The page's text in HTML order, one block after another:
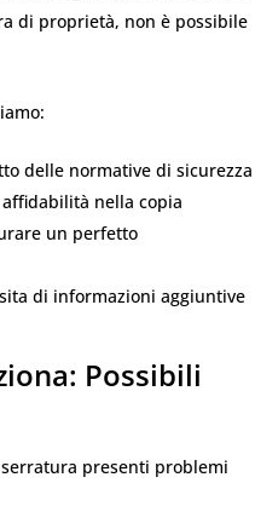
di proprietà, non è possibile
delle normative di sicurezza
nella copia
un perfetto
di informazioni aggiuntive
Possibili
presenti problemi